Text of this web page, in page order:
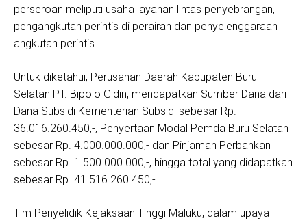
perseroan meliputi usaha layanan lintas penyebrangan,
pengangkutan perintis di perairan dan penyelenggaraan
angkutan perintis.
Untuk diketahui, Perusahan Daerah Kabupaten Buru
Selatan PT. Bipolo Gidin, mendapatkan Sumber Dana dari
Dana Subsidi Kementerian Subsidi sebesar Rp.
36.016.260.450,-, Penyertaan Modal Pemda Buru Selatan
sebesar Rp. 4.000.000.000,- dan Pinjaman Perbankan
sebesar Rp. 1.500.000.000,-, hingga total yang didapatkan
sebesar Rp. 41.516.260.450,-.
Tim Penyelidik Kejaksaan Tinggi Maluku, dalam upaya